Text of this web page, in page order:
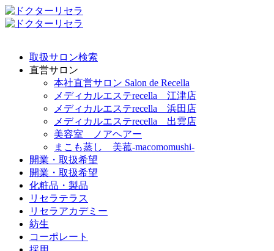
取扱サロン検索
直営サロン
本社直営サロン Salon de Recella
メディカルエステrecella 江津店
メディカルエステrecella 浜田店
メディカルエステrecella 出雲店
美容室 ノアヘアー
まこも蒸し 美菰-macomomushi-
開業・取扱希望
開業・取扱希望
化粧品・製品
リセラテラス
リセラアカデミー
紡生
コーポレート